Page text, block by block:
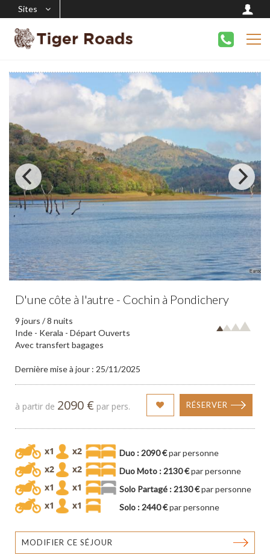
Sites
D'une côte à l'autre - Cochin à Pondichery
9 jours / 8 nuits
Inde - Kerala - Départ Ouverts
Avec transfert bagages
Dernière mise à jour : 25/11/2025
à partir de 2090 € par pers. RÉSERVER
Duo : 2090 €par personne
Duo Moto : 2130 €par personne
Solo Partagé : 2130 €par personne
Solo : 2440 €par personne
MODIFIER CE SÉJOUR